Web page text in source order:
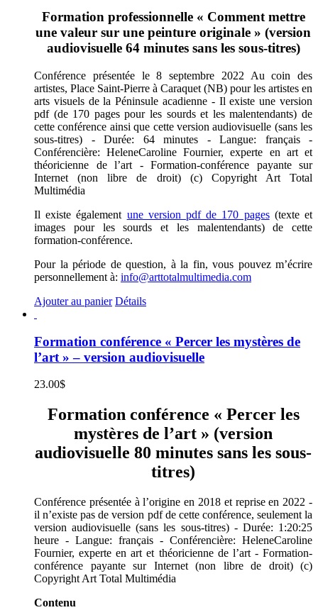
Formation professionnelle « Comment mettre
une valeur sur une peinture originale » (version
audiovisuelle 64 minutes sans les sous-titres)
Conférence présentée le 8 septembre 2022 Au coin des
artistes, Place Saint-Pierre à Caraquet (NB) pour les artistes en
arts visuels de la Péninsule acadienne - Il existe une version
pdf (de 170 pages pour les sourds et les malentendants) de
cette conférence ainsi que cette version audiovisuelle (sans les
sous-titres) - Durée: 64 minutes - Langue: français -
Conférencière: HeleneCaroline Fournier, experte en art et
théoricienne de l’art - Formation-conférence payante sur
Internet (non libre de droit) (c) Copyright Art Total
Multimédia
Il existe également une version pdf de 170 pages(texte et
images pour les sourds et les malentendants) de cette
formation-conférence.
Pour la période de question, à la fin, vous pouvez m’écrire
personnellement à: info@arttotalmultimedia.com
Ajouter au panier Détails
Formation conférence « Percer les mystères de
l’art » – version audiovisuelle
23.00$
Formation conférence « Percer les
mystères de l’art » (version
audiovisuelle 80 minutes sans les sous-
titres)
Conférence présentée à l’origine en 2018 et reprise en 2022 -
il n’existe pas de version pdf de cette conférence, seulement la
version audiovisuelle (sans les sous-titres) - Durée: 1:20:25
heure - Langue: français - Conférencière: HeleneCaroline
Fournier, experte en art et théoricienne de l’art - Formation-
conférence payante sur Internet (non libre de droit) (c)
Copyright Art Total Multimédia
Contenu